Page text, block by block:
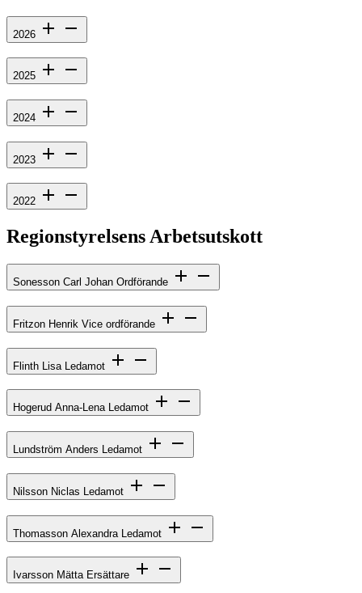
2026
2025
2024
2023
2022
Regionstyrelsens Arbetsutskott
Sonesson Carl Johan Ordförande
Fritzon Henrik Vice ordförande
Flinth Lisa Ledamot
Hogerud Anna-Lena Ledamot
Lundström Anders Ledamot
Nilsson Niclas Ledamot
Thomasson Alexandra Ledamot
Ivarsson Mätta Ersättare